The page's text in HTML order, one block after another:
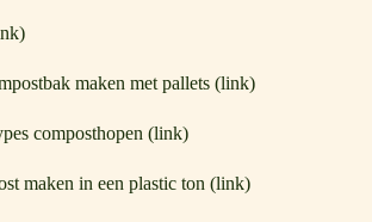
)
maken met pallets (link)
composthopen (link)
maken in een plastic ton (link)